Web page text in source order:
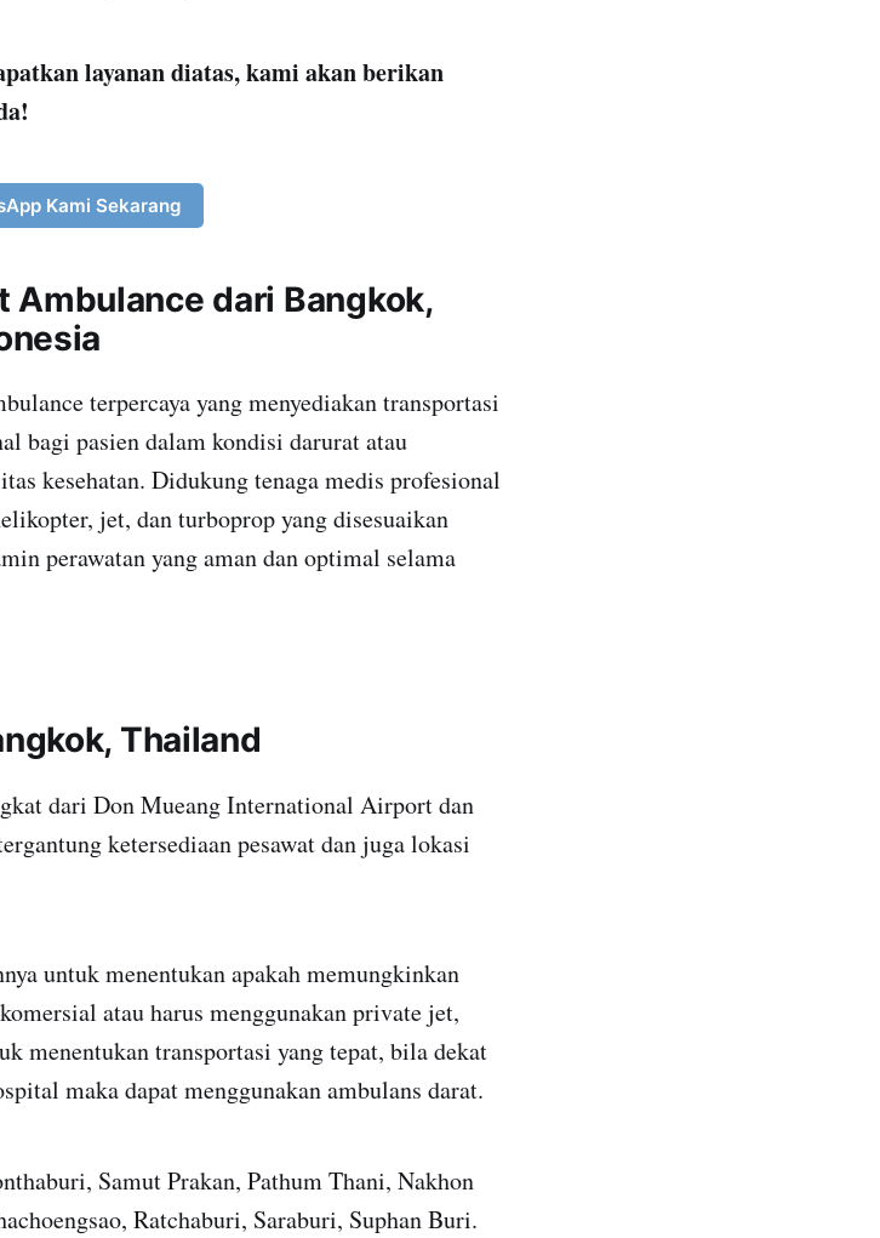
layanan diatas, kami akan berikan
Kami Sekarang
Ambulance dari Bangkok,
terpercaya yang menyediakan transportasi
bagi pasien dalam kondisi darurat atau
kesehatan. Didukung tenaga medis profesional
jet, dan turboprop yang disesuaikan
perawatan yang aman dan optimal selama
Thailand
dari Don Mueang International Airport dan
ketersediaan pesawat dan juga lokasi
untuk menentukan apakah memungkinkan
atau harus menggunakan private jet,
menentukan transportasi yang tepat, bila dekat
maka dapat menggunakan ambulans darat.
Samut Prakan, Pathum Thani, Nakhon
Ratchaburi, Saraburi, Suphan Buri.